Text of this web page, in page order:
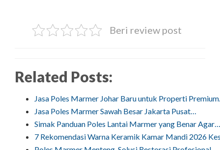
Beri review post
Related Posts:
Jasa Poles Marmer Johar Baru untuk Properti
Jasa Poles Marmer Sawah Besar Jakarta Pusat…
Simak Panduan Poles Lantai Marmer yang Benar Agar…
7 Rekomendasi Warna Keramik Kamar Mandi 2026